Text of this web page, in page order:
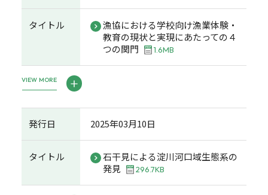
タイトル
漁協における学校向け漁業体験・
教育の現状と実現にあたっての４
つの関門
1.6MB
VIEW MORE
発行日 2025年03月10日
タイトル
石干見による淀川河口域生態系の
発見
296.7KB